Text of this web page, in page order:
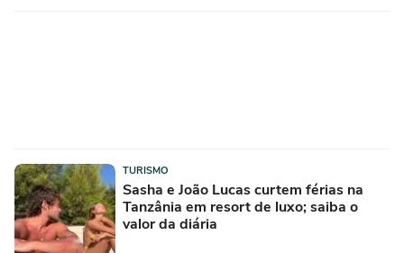
TURISMO
Sasha e João Lucas curtem férias na
Tanzânia em resort de luxo; saiba o
valor da diária